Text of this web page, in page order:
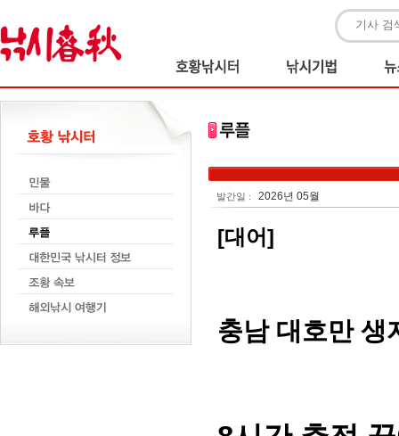
발간일 : 2026년 05월